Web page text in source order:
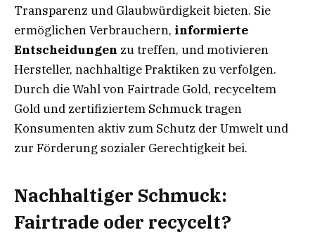
Transparenz und Glaubwürdigkeit bieten. Sie
ermöglichen Verbrauchern, informierte
Entscheidungen zu treffen, und motivieren
Hersteller, nachhaltige Praktiken zu verfolgen.
Durch die Wahl von Fairtrade Gold, recyceltem
Gold und zertifiziertem Schmuck tragen
Konsumenten aktiv zum Schutz der Umwelt und
zur Förderung sozialer Gerechtigkeit bei.
Nachhaltiger Schmuck:
Fairtrade oder recycelt?